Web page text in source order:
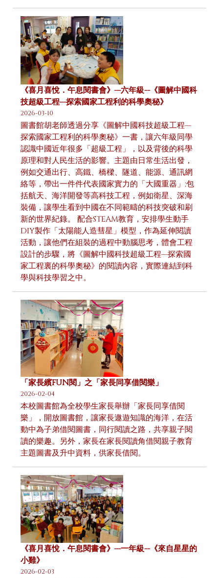
《喜月喜悅．午息閱書會》—六年級--《圖解中國科
技超級工程—探索國家工程利的科學奧秘》
2026-03-10
圖書館胡老師透過分享《圖解中國科技超級工程—
探索國家工程利的科學奧秘》一書，讓六年級同學
認識中國近年很多「超級工程」，以及背後的科學
原理和對人民生活的影響。主題由日常生活出發，
例如交通出行、高鐵、橋樑、隧道、能源、通訊網
絡等，帶出一件件代表國家實力的「大國重器」;包
括航天、海洋開發等高科技工程，例如衛星、深海
裝備，讓學生看到中國在不同範疇的科技突破和刷
新的世界紀錄。 配合STEAM教育，安排學生動手
DIY製作「太陽能人造彗星」模型，作為延伸閱讀
活動，讓他們在組裝的過程中動腦思考，體會工程
設計的步驟，將《圖解中國科技超級工程—探索國
家工程裏的科學奧秘》的閱讀內容，實際連結到科
學與科技學習之中。
「家長繽FUN閱」之「家長同享借閱樂」
2026-02-04
本校圖書館為全校學生家長舉辦「家長同享借閱
樂」，開放圖書館，讓家長遨遊知識的海洋，在活
動中為子弟借閱圖書，同行閱讀之路，共享親子閱
讀的樂趣。另外，家長在家長閱讀角借閱親子教育
主題圖書及升中資料，供家長借閱。
《喜月喜悅．午息閱書會》—一年級--《來自星星的
小雞》
2026-02-03